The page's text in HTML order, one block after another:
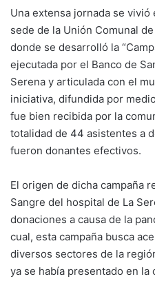
Una extensa jornada se vivió
sede de la Unión Comunal
donde se desarrolló la
ejecutada por el Banco de
Serena y articulada con el
iniciativa, difundida por
fue bien recibida por la
totalidad de 44 asistentes a
fueron donantes efectivos.
El origen de dicha campaña
Sangre del hospital de La
donaciones a causa de la
cual, esta campaña busca
diversos sectores de la
ya se había presentado en la